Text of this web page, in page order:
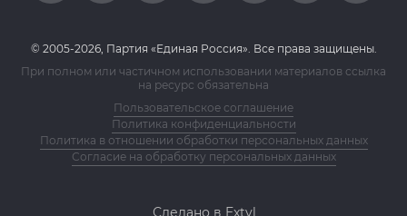
© 2005-2026, Партия «Единая Россия». Все права защищены.
При полном или частичном использовании материалов ссылка
на ресурс обязательна
Пользовательское соглашение
Политика конфиденциальности
Политика в отношении обработки персональных данных
Согласие на обработку персональных данных
Сделано в Extyl